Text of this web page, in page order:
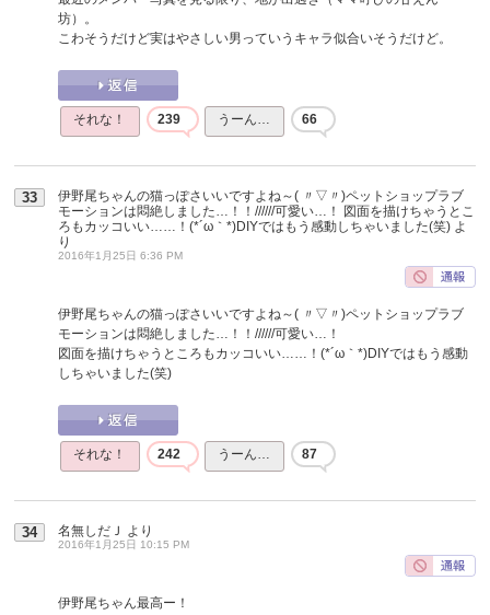
坊）。
こわそうだけど実はやさしい男っていうキャラ似合いそうだけど。
それな！ 239 うーん… 66
33
伊野尾ちゃんの猫っぽさいいですよね～( 〃▽〃)ペットショップラブ
モーションは悶絶しました…！！//////可愛い…！ 図面を描けちゃうとこ
ろもカッコいい……！(*´ω｀*)DIYではもう感動しちゃいました(笑) よ
り
2016年1月25日 6:36 PM
伊野尾ちゃんの猫っぽさいいですよね～( 〃▽〃)ペットショップラブ
モーションは悶絶しました…！！//////可愛い…！
図面を描けちゃうところもカッコいい……！(*´ω｀*)DIYではもう感動
しちゃいました(笑)
それな！ 242 うーん… 87
34 名無しだＪ より
2016年1月25日 10:15 PM
伊野尾ちゃん最高ー！